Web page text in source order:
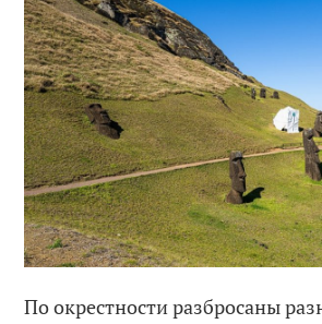
По окрестности разбросаны